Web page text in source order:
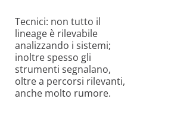
Tecnici: non tutto il
lineage è rilevabile
analizzando i sistemi;
inoltre spesso gli
strumenti segnalano,
oltre a percorsi rilevanti,
anche molto rumore.